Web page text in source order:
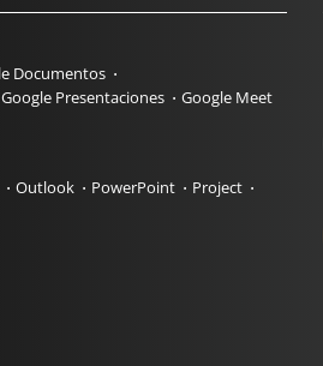
Documentos
Google Presentaciones Google Meet
Outlook PowerPoint
Project